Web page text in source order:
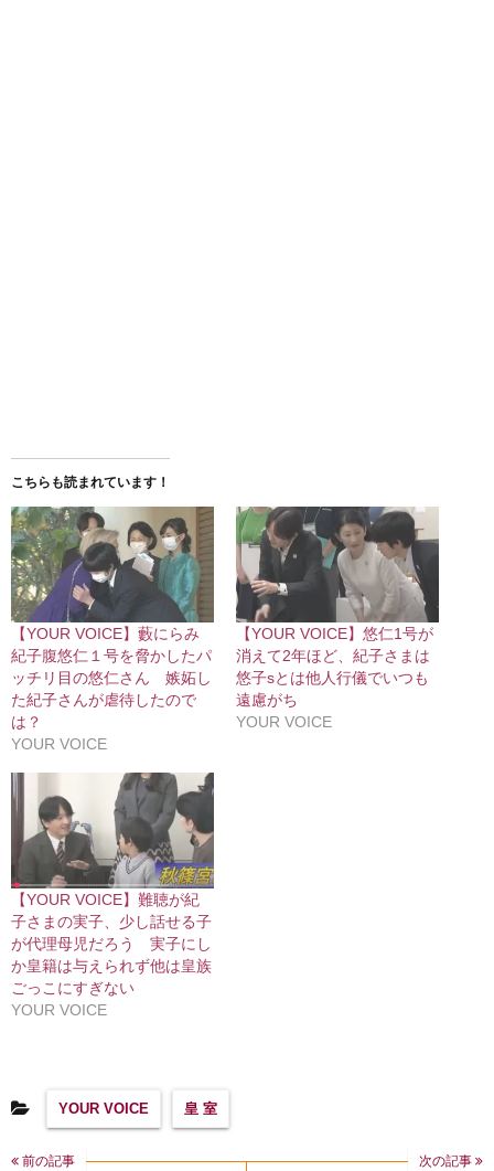
こちらも読まれています！
【YOUR VOICE】藪にらみ
紀子腹悠仁１号を脅かしたパ
ッチリ目の悠仁さん 嫉妬し
た紀子さんが虐待したので
は？
YOUR VOICE
【YOUR VOICE】悠仁1号が
消えて2年ほど、紀子さまは
悠子sとは他人行儀でいつも
遠慮がち
YOUR VOICE
【YOUR VOICE】難聴が紀
子さまの実子、少し話せる子
が代理母児だろう 実子にし
か皇籍は与えられず他は皇族
ごっこにすぎない
YOUR VOICE
YOUR VOICE 皇 室
前の記事 次の記事